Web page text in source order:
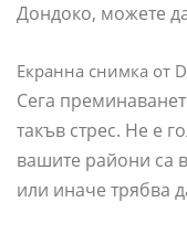
Дондоко, можете
Екранна снимка от
Сега
такъв стрес. Не е
вашите райони са
или иначе трябва